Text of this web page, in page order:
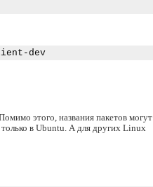
dev
этого, названия пакетов могут
в Ubuntu. А для других Linux